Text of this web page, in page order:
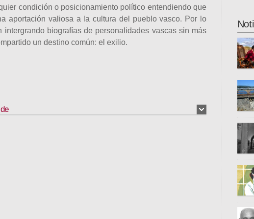
condición o posicionamiento político entendiendo que
aportación valiosa a la cultura del pueblo vasco. Por lo
intergrando biografías de personalidades vascas sin más
un destino común: el exilio.
ha
ciclo
se
país
el
la